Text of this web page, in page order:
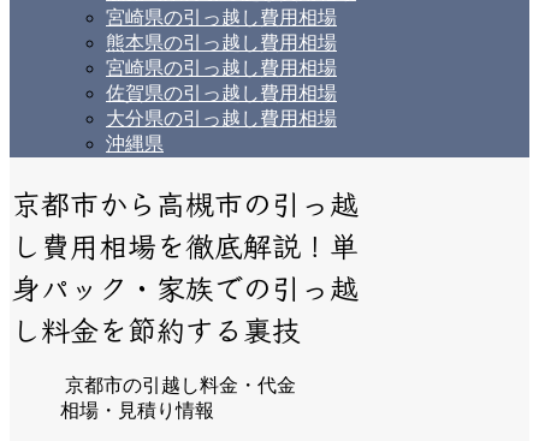
宮崎県の引っ越し費用相場
熊本県の引っ越し費用相場
宮崎県の引っ越し費用相場
佐賀県の引っ越し費用相場
大分県の引っ越し費用相場
沖縄県
京都市から高槻市の引っ越
し費用相場を徹底解説！単
身パック・家族での引っ越
し料金を節約する裏技
京都市の引越し料金・代金
相場・見積り情報